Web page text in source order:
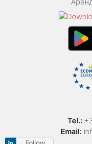
Tel.:
Email: